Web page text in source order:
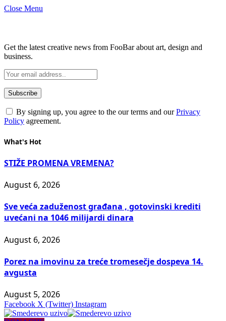
Close Menu
Get the latest creative news from FooBar about art, design and
business.
By signing up, you agree to the our terms and ourPrivacy
Policy agreement.
What's Hot
STIŽE PROMENA VREMENA?
August 6, 2026
Sve veća zaduženost građana , gotovinski krediti
uvećani na 1046 milijardi dinara
August 6, 2026
Porez na imovinu za treće tromesečje dospeva 14.
avgusta
August 5, 2026
Facebook X (Twitter) Instagram